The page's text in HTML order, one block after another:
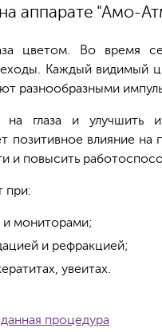
аппарате "Амо-
цветом. Во время
Каждый видимый
разнообразными
на глаза и
позитивное влияние на
и повысить
при:
и мониторами;
и рефракцией;
увеитах.
процедура